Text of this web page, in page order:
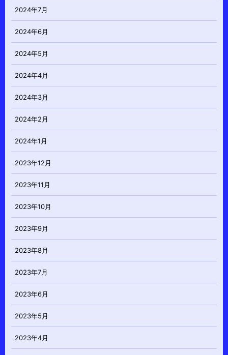
2024年7月
2024年6月
2024年5月
2024年4月
2024年3月
2024年2月
2024年1月
2023年12月
2023年11月
2023年10月
2023年9月
2023年8月
2023年7月
2023年6月
2023年5月
2023年4月